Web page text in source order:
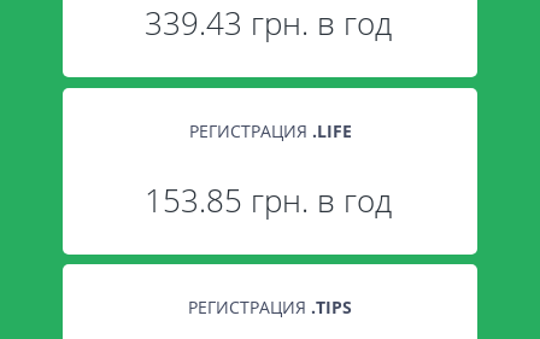
339.43 грн. в год
РЕГИСТРАЦИЯ .LIFE
153.85 грн. в год
РЕГИСТРАЦИЯ .TIPS